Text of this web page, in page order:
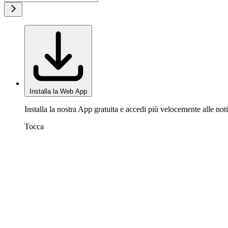
Installa la Web App
Installa la nostra App gratuita e accedi più velocemente alle
Tocca